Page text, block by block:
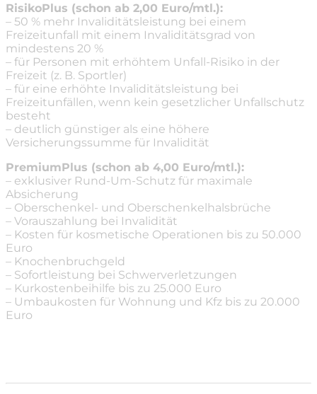
RisikoPlus (schon ab 2,00 Euro/mtl.):
– 50 % mehr Invaliditätsleistung bei einem
Freizeitunfall mit einem Invaliditätsgrad von
mindestens 20 %
– für Personen mit erhöhtem Unfall-Risiko in der
Freizeit (z. B. Sportler)
– für eine erhöhte Invaliditätsleistung bei
Freizeitunfällen, wenn kein gesetzlicher Unfallschutz
besteht
– deutlich günstiger als eine höhere
Versicherungssumme für Invalidität
PremiumPlus (schon ab 4,00 Euro/mtl.):
– exklusiver Rund-Um-Schutz für maximale
Absicherung
– Oberschenkel- und Oberschenkelhalsbrüche
– Vorauszahlung bei Invalidität
– Kosten für kosmetische Operationen bis zu 50.000
Euro
– Knochenbruchgeld
– Sofortleistung bei Schwerverletzungen
– Kurkostenbeihilfe bis zu 25.000 Euro
– Umbaukosten für Wohnung und Kfz bis zu 20.000
Euro